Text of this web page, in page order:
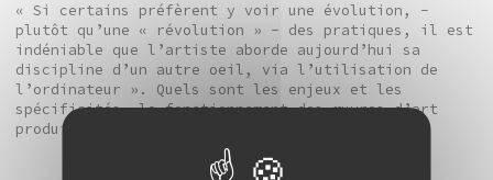
« Si certains préfèrent y voir une évolution, -
plutôt qu’une « révolution » - des pratiques, il est
indéniable que l’artiste aborde aujourd’hui sa
discipline d’un autre oeil, via l’utilisation de
l’ordinateur ». Quels sont les enjeux et les
spécificités, le fonctionnement des œuvres d’art
produites pour et par Internet ?